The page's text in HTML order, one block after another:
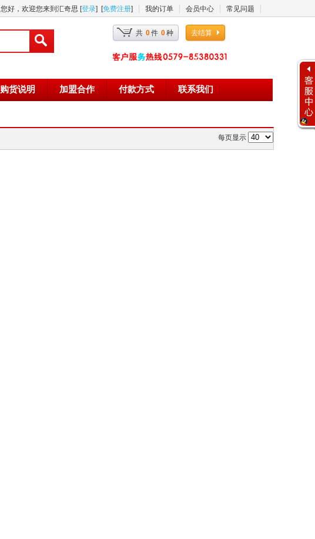
常见问题
会员中心
我的订单
您好，欢迎您来到汇奇思 [登录] [免费注册]
共 0件 0种 去结算
购货说明 加盟合作 付款方式 联系我们
每页显示
在线客服